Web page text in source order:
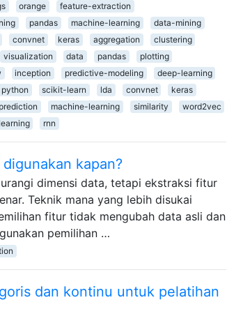
orange
feature-extraction
pandas machine-learning
data-mining
convnet keras aggregation
clustering
visualization data pandas
plotting
inception predictive-modeling
deep-learning
python scikit-learn lda convnet
keras
prediction machine-learning similarity
word2vec
rnn
kapan?
dimensi data, tetapi ekstraksi fitur
Teknik mana yang lebih disukai
fitur tidak mengubah data asli dan
pemilihan …
dan kontinu untuk pelatihan